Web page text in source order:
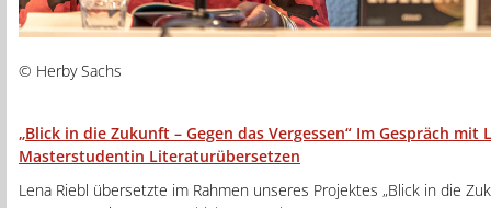
© Herby Sachs
„Blick in die Zukunft – Gegen das Vergessen“ Im Gespräch mit
Masterstudentin Literaturübersetzen
Lena Riebl übersetzte im Rahmen unseres Projektes „Blick in die